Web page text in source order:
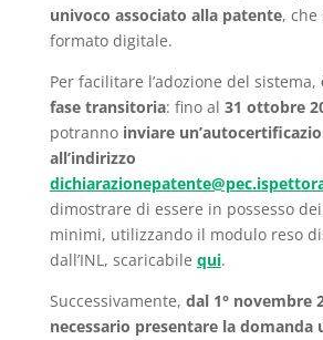
univoco associato alla patente, che
formato digitale.
Per facilitare l’adozione del sistema,
fase transitoria: fino al 31 ottobre
potranno inviare
all’indirizzo
dimostrare di essere in possesso
minimi, utilizzando il modulo reso
dall’INL, scaricabile qui.
Successivamente, dal 1° novembre
necessario presentare la domanda